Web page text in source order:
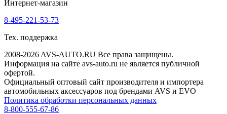
Интернет-магазин
8-495-221-53-73
Тех. поддержка
2008-2026 AVS-AUTO.RU Все права защищены.
Информация на сайте avs-auto.ru не является публичной
офертой.
Официальный оптовый сайт производителя и импортера
автомобильных аксессуаров под брендами AVS и EVO
Политика обработки персональных данных
8-800-555-67-86